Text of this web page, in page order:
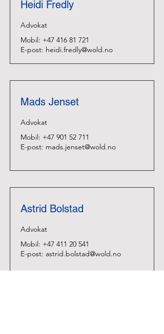
Heidi Fredly
Advokat
Mobil: +47 416 81 721
E-post: heidi.fredly@wold.no
Mads Jenset
Advokat
Mobil: +47 901 52 711
E-post: mads.jenset@wold.no
Astrid Bolstad
Advokat
Mobil: +47 411 20 541
E-post: astrid.bolstad@wold.no